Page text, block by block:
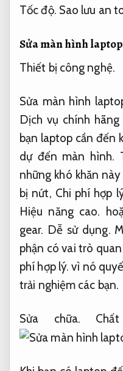
Tốc độ. Sao lưu an
Sửa màn hình laptop
Thiết bị công nghệ.
Sửa màn hình
Dịch vụ chính
bạn laptop cần đến
dự đến màn hình.
những khó khăn
bị nứt, Chi phí hợp
Hiệu năng cao.
gear. Dễ sử dụng.
phận có vai trò
phí hợp lý. vì nó
trải nghiệm các bạn.
Sửa chữa.